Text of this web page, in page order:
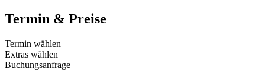
Termin & Preise
Termin wählen
Extras wählen
Buchungsanfrage